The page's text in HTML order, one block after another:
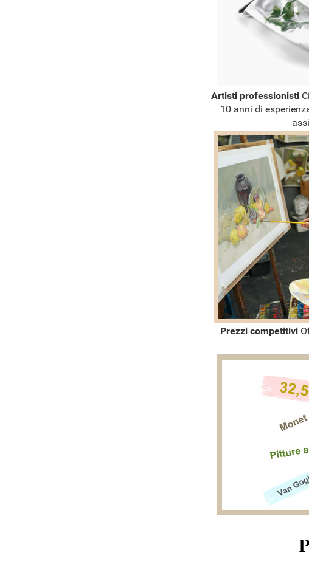
Artisti professionisti
10 anni di
Prezzi competitivi